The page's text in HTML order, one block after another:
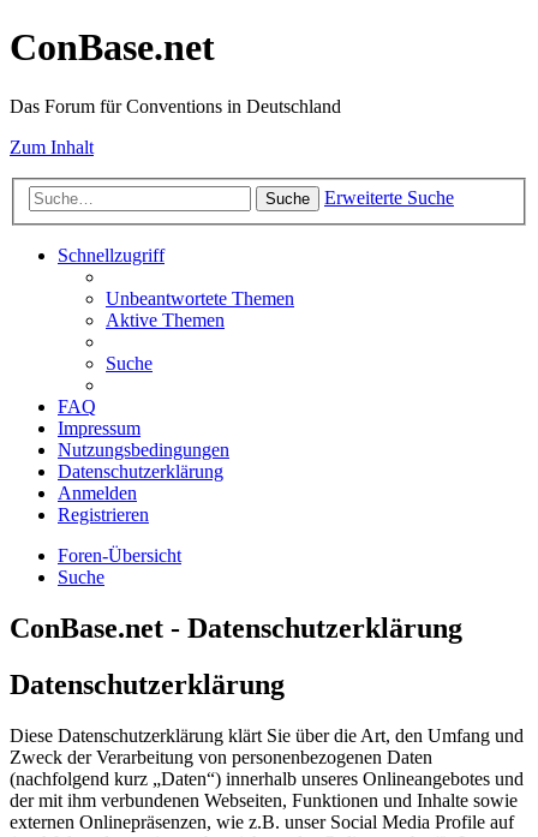
ConBase.net
Das Forum für Conventions in Deutschland
Zum Inhalt
Suche Erweiterte Suche
Schnellzugriff
Unbeantwortete Themen
Aktive Themen
Suche
FAQ
Impressum
Nutzungsbedingungen
Datenschutzerklärung
Anmelden
Registrieren
Foren-Übersicht
Suche
ConBase.net - Datenschutzerklärung
Datenschutzerklärung
Diese Datenschutzerklärung klärt Sie über die Art, den Umfang und
Zweck der Verarbeitung von personenbezogenen Daten
(nachfolgend kurz „Daten“) innerhalb unseres Onlineangebotes und
der mit ihm verbundenen Webseiten, Funktionen und Inhalte sowie
externen Onlinepräsenzen, wie z.B. unser Social Media Profile auf